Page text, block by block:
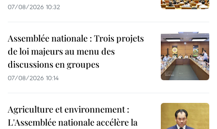
07/08/2026 10:32
Assemblée nationale : Trois projets
de loi majeurs au menu des
discussions en groupes
07/08/2026 10:14
Agriculture et environnement :
L'Assemblée nationale accélère la